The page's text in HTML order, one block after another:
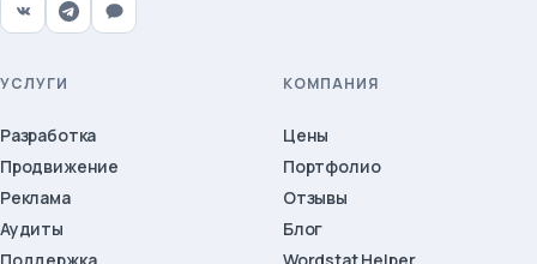
УСЛУГИ
Разработка
Продвижение
Реклама
Аудиты
КОМПАНИЯ
Цены
Портфолио
Отзывы
Блог